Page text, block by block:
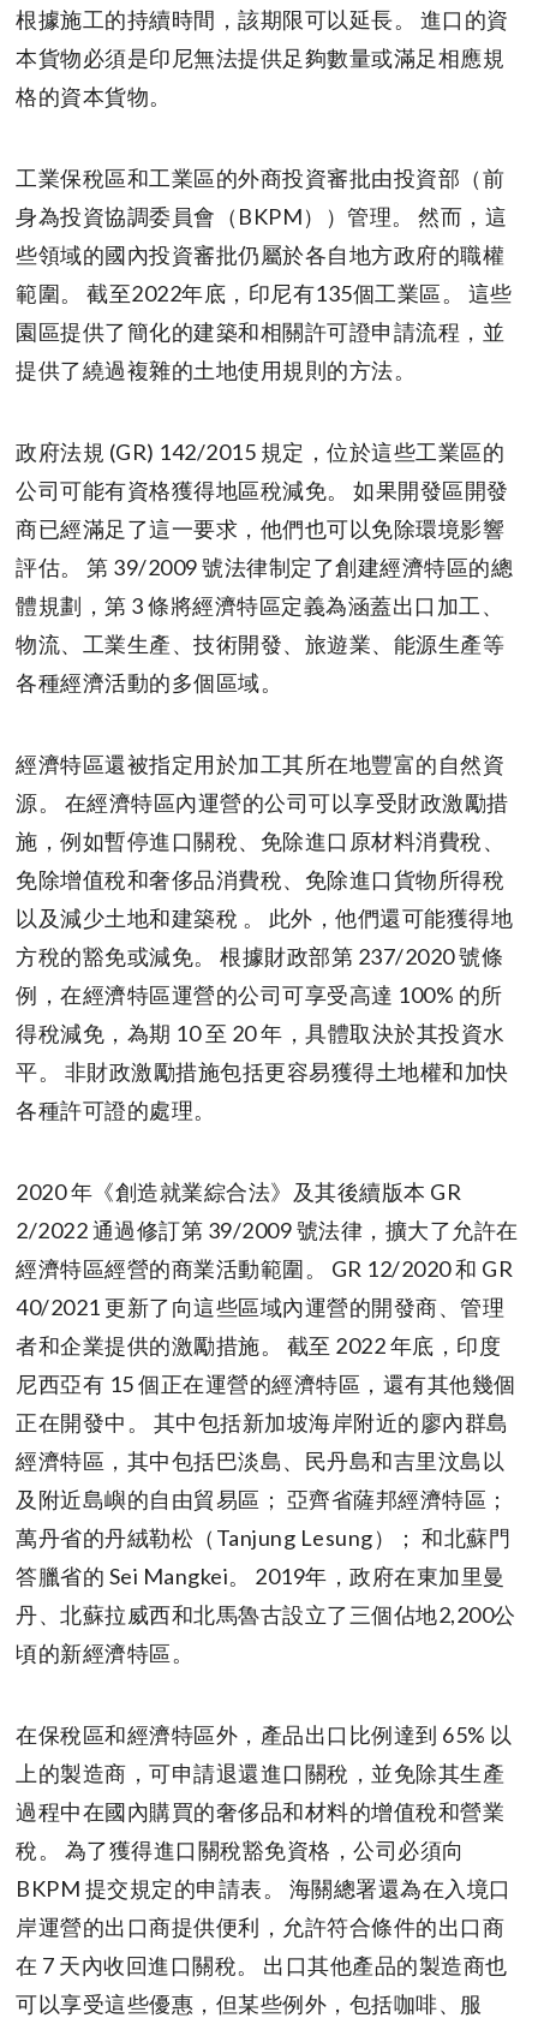
根據施工的持續時間，該期限可以延長。 進口的資
本貨物必須是印尼無法提供足夠數量或滿足相應規
格的資本貨物。
工業保稅區和工業區的外商投資審批由投資部（前
身為投資協調委員會（BKPM））管理。 然而，這
些領域的國內投資審批仍屬於各自地方政府的職權
範圍。 截至2022年底，印尼有135個工業區。 這些
園區提供了簡化的建築和相關許可證申請流程，並
提供了繞過複雜的土地使用規則的方法。
政府法規 (GR) 142/2015 規定，位於這些工業區的
公司可能有資格獲得地區稅減免。 如果開發區開發
商已經滿足了這一要求，他們也可以免除環境影響
評估。 第 39/2009 號法律制定了創建經濟特區的總
體規劃，第 3 條將經濟特區定義為涵蓋出口加工、
物流、工業生產、技術開發、旅遊業、能源生產等
各種經濟活動的多個區域。
經濟特區還被指定用於加工其所在地豐富的自然資
源。 在經濟特區內運營的公司可以享受財政激勵措
施，例如暫停進口關稅、免除進口原材料消費稅、
免除增值稅和奢侈品消費稅、免除進口貨物所得稅
以及減少土地和建築稅 。 此外，他們還可能獲得地
方稅的豁免或減免。 根據財政部第 237/2020 號條
例，在經濟特區運營的公司可享受高達 100% 的所
得稅減免，為期 10 至 20 年，具體取決於其投資水
平。 非財政激勵措施包括更容易獲得土地權和加快
各種許可證的處理。
2020 年《創造就業綜合法》及其後續版本 GR
2/2022 通過修訂第 39/2009 號法律，擴大了允許在
經濟特區經營的商業活動範圍。 GR 12/2020 和 GR
40/2021 更新了向這些區域內運營的開發商、管理
者和企業提供的激勵措施。 截至 2022 年底，印度
尼西亞有 15 個正在運營的經濟特區，還有其他幾個
正在開發中。 其中包括新加坡海岸附近的廖內群島
經濟特區，其中包括巴淡島、民丹島和吉里汶島以
及附近島嶼的自由貿易區； 亞齊省薩邦經濟特區；
萬丹省的丹絨勒松（Tanjung Lesung）； 和北蘇門
答臘省的 Sei Mangkei。 2019年，政府在東加里曼
丹、北蘇拉威西和北馬魯古設立了三個佔地2,200公
頃的新經濟特區。
在保稅區和經濟特區外，產品出口比例達到 65% 以
上的製造商，可申請退還進口關稅，並免除其生產
過程中在國內購買的奢侈品和材料的增值稅和營業
稅。 為了獲得進口關稅豁免資格，公司必須向
BKPM 提交規定的申請表。 海關總署還為在入境口
岸運營的出口商提供便利，允許符合條件的出口商
在 7 天內收回進口關稅。 出口其他產品的製造商也
可以享受這些優惠，但某些例外，包括咖啡、服